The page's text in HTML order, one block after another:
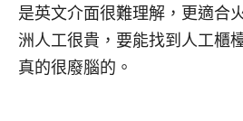
是英文介面很難理解，更適合
洲人工很貴，要能找到人工櫃
真的很廢腦的。